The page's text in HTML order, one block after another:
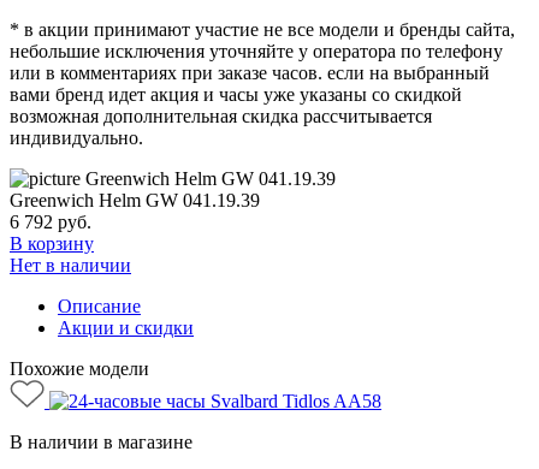
* в акции принимают участие не все модели и бренды сайта,
небольшие исключения уточняйте у оператора по телефону
или в комментариях при заказе часов. если на выбранный
вами бренд идет акция и часы уже указаны со скидкой
возможная дополнительная скидка рассчитывается
индивидуально.
Greenwich Helm GW 041.19.39
6 792 руб.
В корзину
Нет в наличии
Описание
Акции и скидки
Похожие модели
В наличии в магазине